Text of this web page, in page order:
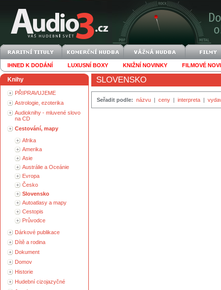
IHNED K DODÁNÍ LUXUSNÍ BOXY KNIŽNÍ NOVINKY FILMOVÉ
Knihy
PŘIPRAVUJEME
Astrologie, ezoterika
Audioknihy - mluvené slovo
na CD
Cestování, mapy
Afrika
Amerika
Asie
Austrálie a Oceánie
Evropa
Česko
Slovensko
Autoatlasy a mapy
Cestopis
Průvodce
Dárkové publikace
Dítě a rodina
Dokument
Domov
Historie
Hudební cizojazyčné
SLOVENSKO
Seřadit podle: názvu | ceny | interpreta |